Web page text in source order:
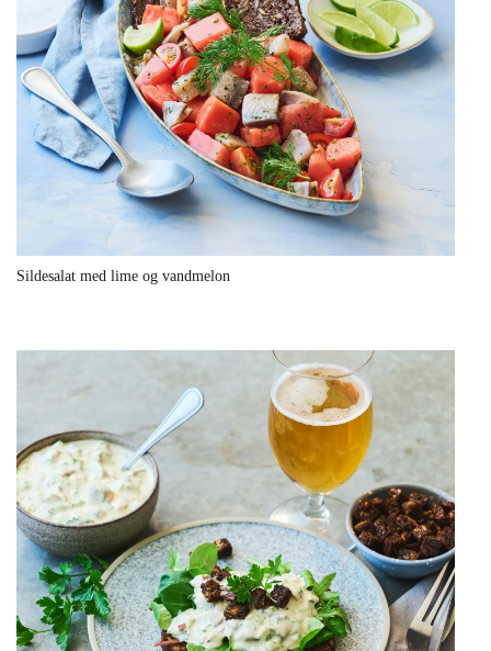
Sildesalat med lime og vandmelon